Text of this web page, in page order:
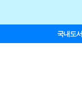
국내도서